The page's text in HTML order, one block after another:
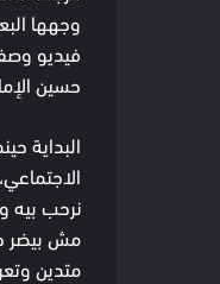
وجهها
فيديو
حسين
البداية
نرحب بيه
مش بيضر
متدين